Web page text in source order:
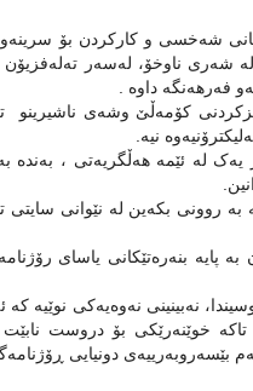
شه‌خسی و کارکردن بۆ
له‌ شه‌ری ناوخۆ، له‌سه‌ر
فه‌رهه‌نگه‌ داوه‌ .
کۆمه‌ڵێ وشه‌ی ناشیرینو
نیه‌.
یه‌ک له‌ ئێمه‌ هه‌ڵگریه‌تی ،
به‌ روونی بکه‌ین له‌ نێوانی
به‌ پایه‌ بنه‌ره‌تێکانی یاسای
نه‌بینینی نه‌وه‌یه‌کی نوێیه‌
خوێنه‌رێکی بۆ دروست
دونیایی